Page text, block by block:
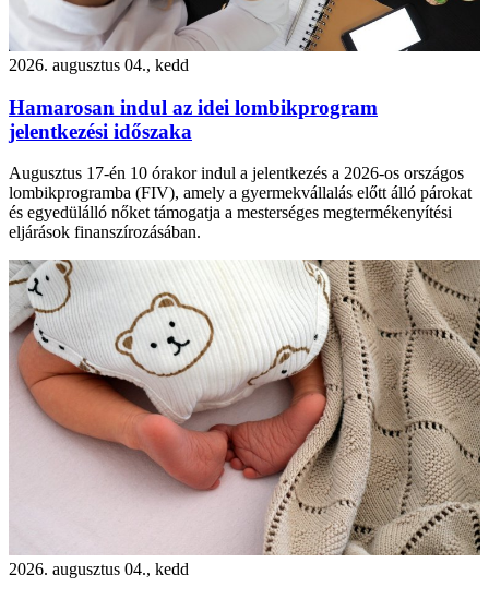
2026. augusztus 04., kedd
Hamarosan indul az idei lombikprogram
jelentkezési időszaka
Augusztus 17-én 10 órakor indul a jelentkezés a 2026-os országos
lombikprogramba (FIV), amely a gyermekvállalás előtt álló párokat
és egyedülálló nőket támogatja a mesterséges megtermékenyítési
eljárások finanszírozásában.
2026. augusztus 04., kedd